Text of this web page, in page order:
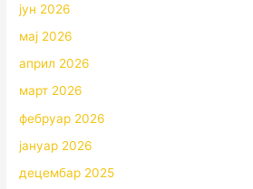
јун 2026
мај 2026
април 2026
март 2026
фебруар 2026
јануар 2026
децембар 2025